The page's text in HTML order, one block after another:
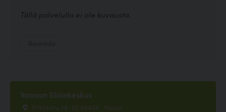
Tällä palvelulla ei ole kuvausta.
Vaasan Eläinkeskus
Pitkäkatu 28-30 VAASA , Vaasa